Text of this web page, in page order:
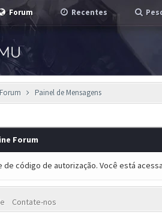
Forum Recentes
Painel de Mensagens
Forum
de código de autorização. Você está
Contate-nos